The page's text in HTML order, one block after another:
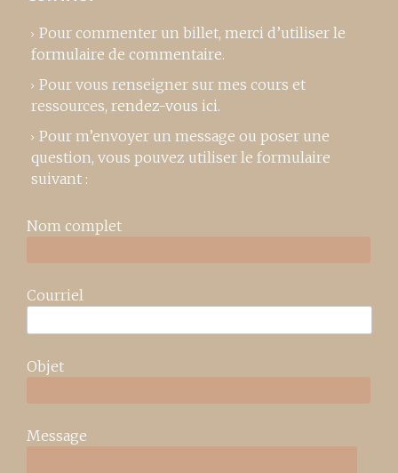
Pour commenter un billet, merci d’utiliser le
formulaire de commentaire.
Pour vous renseigner sur mes cours et
ressources, rendez-vous ici.
Pour m’envoyer un message ou poser une
question, vous pouvez utiliser le formulaire
suivant :
Nom complet
Courriel
Objet
Message